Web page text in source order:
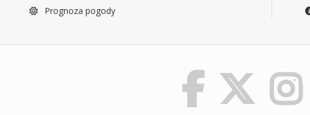
Prognoza pogody